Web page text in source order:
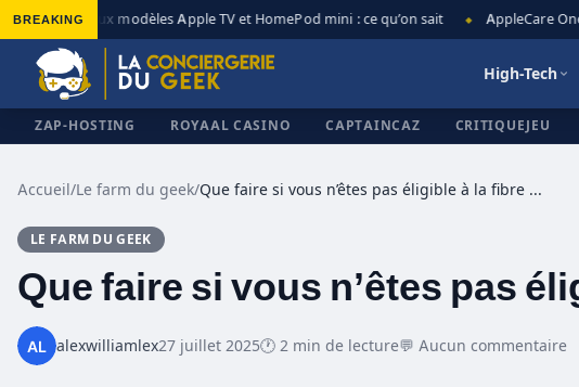
BREAKING
◆ Nouveaux modèles Apple TV et HomePod mini : ce qu’on sait AppleCare One
High-Tech
ZAP-HOSTING ROYAAL CASINO CAPTAINCAZ CRITIQUEJEU
Accueil/Le farm du geek/ Que faire si vous n’êtes pas éligible à la fibre ou à l’ADSL ?
LE FARM DU GEEK
Que faire si vous n’êtes pas
alexwilliamlex27 juillet 2025🕐 2 min de lecture💬 Aucun commentaire